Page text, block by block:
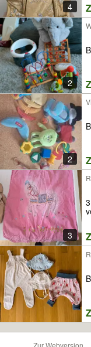
4
2
2
3
Zur Webversion